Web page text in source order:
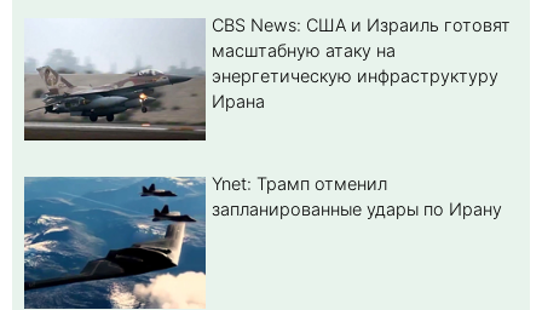
CBS News: США и Израиль готовят
масштабную атаку на
энергетическую инфраструктуру
Ирана
Ynet: Трамп отменил
запланированные удары по Ирану